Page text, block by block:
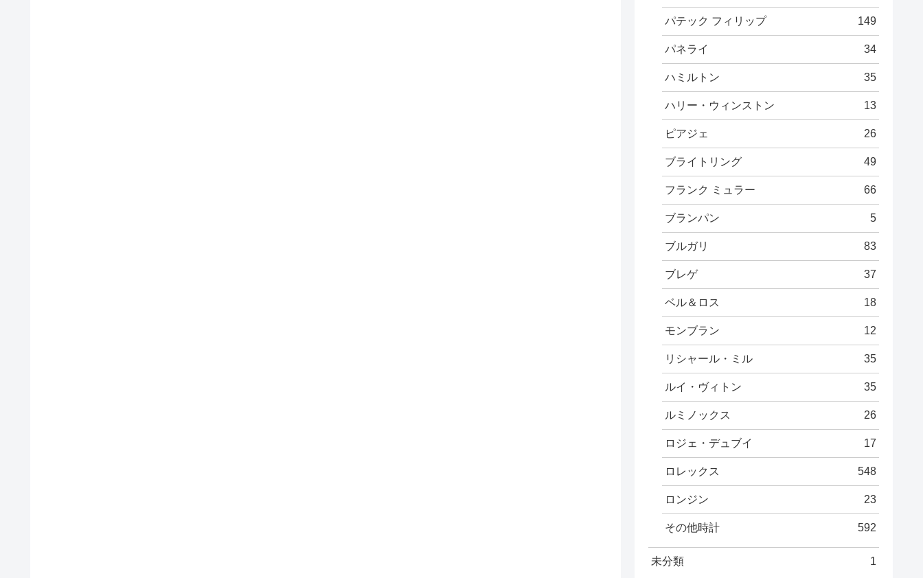
パテック フィリップ 149
パネライ 34
ハミルトン 35
ハリー・ウィンストン 13
ピアジェ 26
ブライトリング 49
フランク ミュラー 66
ブランパン 5
ブルガリ 83
ブレゲ 37
ベル＆ロス 18
モンブラン 12
リシャール・ミル 35
ルイ・ヴィトン 35
ルミノックス 26
ロジェ・デュブイ 17
ロレックス 548
ロンジン 23
その他時計 592
未分類 1